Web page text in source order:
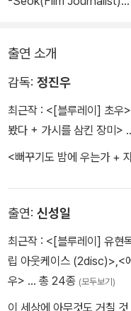
대사의 딸이 아니라 말한다.
행한다. 이후 둘은 하룻밤
- 이미지 갤러리 Image
출연 소개
감독: 정진우
최근작 : <[블루레이] 초우>
봤다 + 가시를 삼킨 장미>
<뻐꾸기도 밤에 우는가 +
출연: 신성일
최근작 : <[블루레이] 유현
립 아웃케이스 (2disc)>,<
우> … 총 24종 (모두보기)
이 세상에 아무것도 거칠